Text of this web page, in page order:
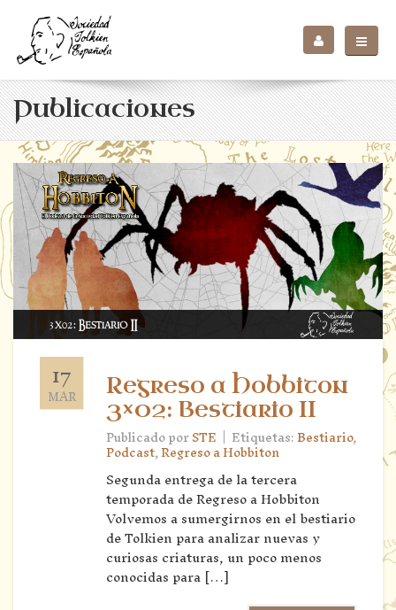
Publicaciones
17
MAR
Regreso a Hobbiton
3×02: Bestiario II
Publicado porSTE | Etiquetas:Bestiario,
Podcast,Regreso a Hobbiton
Segunda entrega de la tercera
temporada de Regreso a Hobbiton
Volvemos a sumergirnos en el bestiario
de Tolkien para analizar nuevas y
curiosas criaturas, un poco menos
conocidas para […]